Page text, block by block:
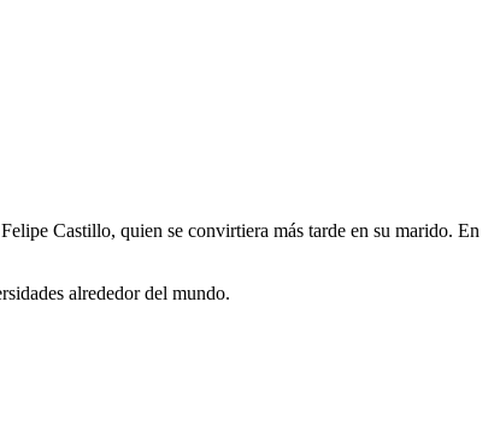
Castillo, quien se convirtiera más tarde en su marido. En
alrededor del mundo.